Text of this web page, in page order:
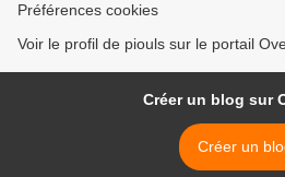
Préférences cookies
Voir le profil de piouls sur le portail
Créer un blog sur
Créer un